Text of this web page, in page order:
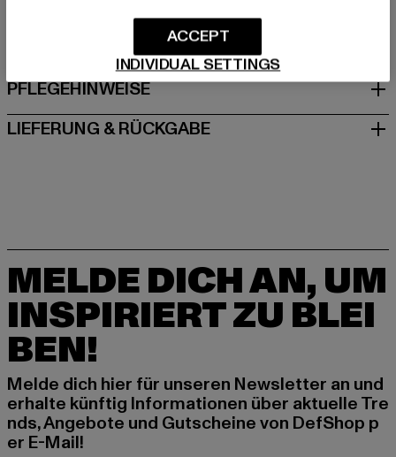
GRÖSSE & PASSFORM
PFLEGEHINWEISE
LIEFERUNG & RÜCKGABE
MELDE DICH AN, UM
INSPIRIERT ZU BLEI
BEN!
Melde dich hier für unseren Newsletter an und
erhalte künftig Informationen über aktuelle Tre
nds, Angebote und Gutscheine von DefShop p
er E-Mail!
INDIVIDUAL SETTINGS
ACCEPT